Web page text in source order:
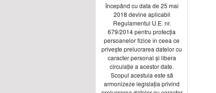
Începând cu data de 25 mai
2018 devine aplicabil
Regulamentul U.E. nr.
679/2014 pentru protecția
persoanelor fizice în ceea ce
privește prelucrarea datelor cu
caracter personal și libera
circulație a acestor date.
Scopul acestuia este să
armonizeze legislația privind